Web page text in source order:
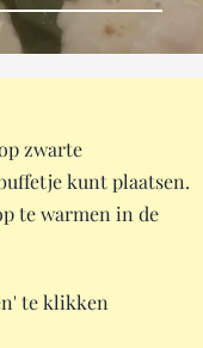
zwarte
kunt plaatsen.
te warmen in de
te klikken